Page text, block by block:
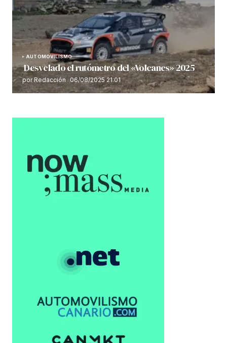
AUTOMOVILISMO
Desvelado el rutómetro del «Volcanes» 2025
por Redacción 06/08/2025 21:01